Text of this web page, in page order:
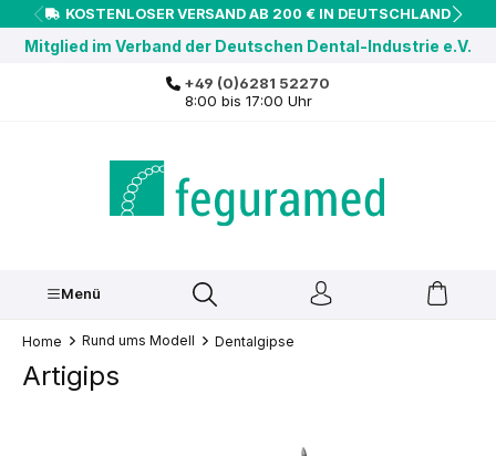
springen
KOSTENLOSER VERSAND AB 200 € IN DEUTSCHLAND
Mitglied im Verband der Deutschen Dental-Industrie e.V.
+49 (0)6281 52270
8:00 bis 17:00 Uhr
Menü
Home Rund ums Modell Dentalgipse
Artigips